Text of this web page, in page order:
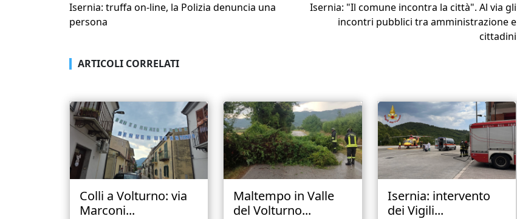
Isernia: truffa on-line, la Polizia denuncia una
persona
Isernia: "Il comune incontra la città". Al via gli
incontri pubblici tra amministrazione e
cittadini
ARTICOLI CORRELATI
Colli a Volturno: via
Marconi...
Maltempo in Valle
del Volturno...
Isernia: intervento
dei Vigili...